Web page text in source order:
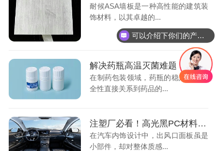
耐候ASA墙板是一种高性能的建筑装
饰材料，以其卓越的...
解决药瓶高温灭菌难题，这款改性PE材料让注塑厂效率翻倍
在制药包装领域，药瓶的稳定性与安
全性直接关系到药品的...
注塑厂必看！高光黑PC材料如何让汽车出风口面板‘零瑕疵’量产
在汽车内饰设计中，出风口面板虽是
小部件，却对整体质感...
可以介绍下你们的产品么